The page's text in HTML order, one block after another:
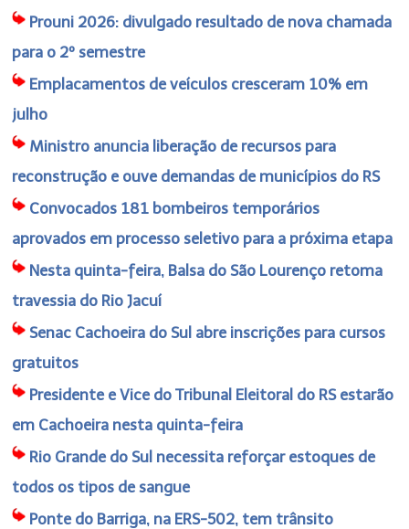
Prouni 2026: divulgado resultado de nova chamada
para o 2º semestre
Emplacamentos de veículos cresceram 10% em
julho
Ministro anuncia liberação de recursos para
reconstrução e ouve demandas de municípios do RS
Convocados 181 bombeiros temporários
aprovados em processo seletivo para a próxima etapa
Nesta quinta-feira, Balsa do São Lourenço retoma
travessia do Rio Jacuí
Senac Cachoeira do Sul abre inscrições para cursos
gratuitos
Presidente e Vice do Tribunal Eleitoral do RS estarão
em Cachoeira nesta quinta-feira
Rio Grande do Sul necessita reforçar estoques de
todos os tipos de sangue
Ponte do Barriga, na ERS-502, tem trânsito